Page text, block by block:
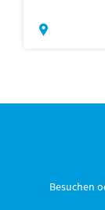
Besuchen